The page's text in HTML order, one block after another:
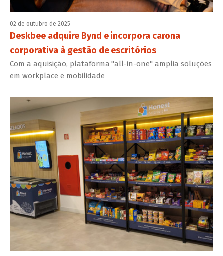
02 de outubro de 2025
Deskbee adquire Bynd e incorpora carona
corporativa à gestão de escritórios
Com a aquisição, plataforma "all-in-one" amplia soluções
em workplace e mobilidade